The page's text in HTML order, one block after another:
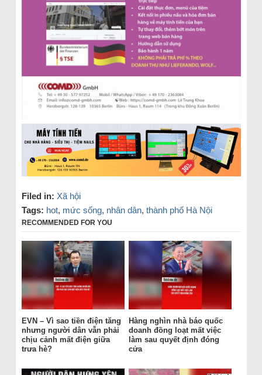
Filed in: Xã hội
Tags: hot, mức sống, nhân dân, thành phố Hà Nội
RECOMMENDED FOR YOU
EVN – Vì sao tiền điện tăng
nhưng người dân vẫn phải
chịu cảnh mất điện giữa
trưa hè?
Hàng nghìn nhà báo quốc
doanh đồng loạt mất việc
làm sau quyết định đóng
cửa